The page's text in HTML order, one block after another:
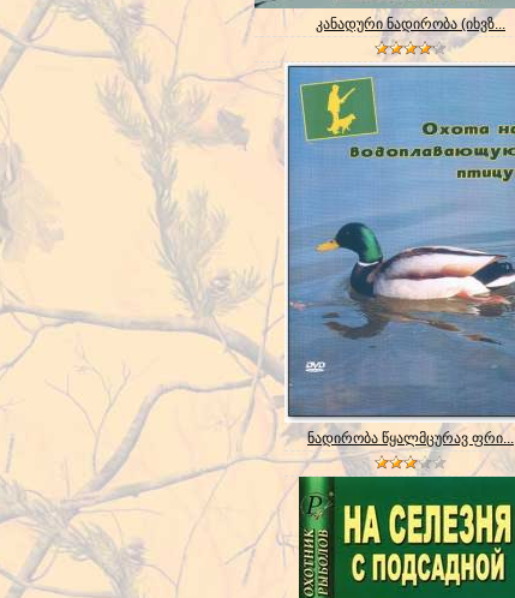
კანადური ნადირობა (იხვზ...
ნადირობა წყალმცურავ ფრი...